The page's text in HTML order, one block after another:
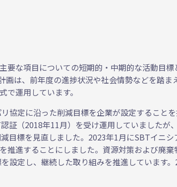
要な項目についての短期的・中期的な活動目
画は、前年度の進捗状況や社会情勢などを踏
運用しています。
協定に沿った削減目標を企業が設定すること
証（2018年11月）を受け運用していました
目標を見直しました。2023年1月にSBTイニ
推進することにしました。資源対策および廃
設定し、継続した取り組みを推進しています。